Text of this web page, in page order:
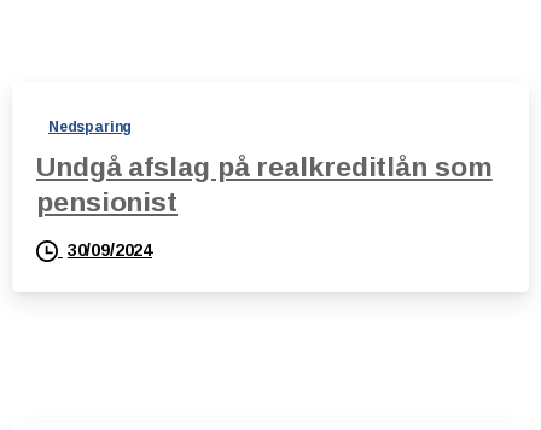
Nedsparing
Undgå afslag på realkreditlån som
pensionist
30/09/2024